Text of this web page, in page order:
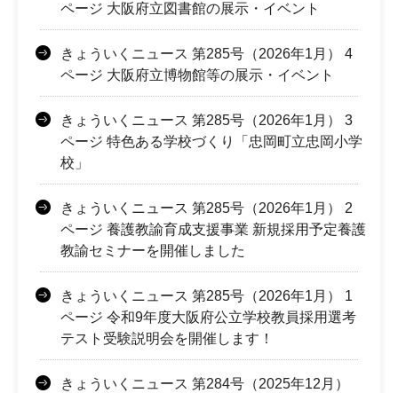
ページ 大阪府立図書館の展示・イベント
きょういくニュース 第285号（2026年1月） 4
ページ 大阪府立博物館等の展示・イベント
きょういくニュース 第285号（2026年1月） 3
ページ 特色ある学校づくり「忠岡町立忠岡小学
校」
きょういくニュース 第285号（2026年1月） 2
ページ 養護教諭育成支援事業 新規採用予定養護
教諭セミナーを開催しました
きょういくニュース 第285号（2026年1月） 1
ページ 令和9年度大阪府公立学校教員採用選考
テスト受験説明会を開催します！
きょういくニュース 第284号（2025年12月）